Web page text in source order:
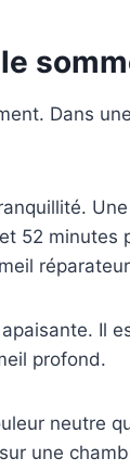
Dans
52
Il
profond.
neutre
une